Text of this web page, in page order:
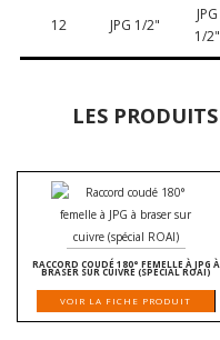
12 JPG 1/2"
JPG
1/2"
LES PRODUITS
RACCORD COUDÉ 180° FEMELLE À JPG À
BRASER SUR CUIVRE (SPÉCIAL ROAI)
VOIR LA FICHE PRODUIT